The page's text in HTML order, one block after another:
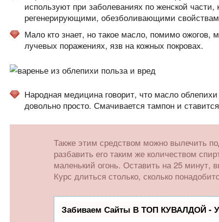
используют при заболеваниях по женской
регенерирующими, обезболивающими
Мало кто знает, но такое масло, помимо
лучевых поражениях, язв на кожных покровах.
Народная медицина говорит, что масло
довольно просто. Смачивается тампон и
Также этим средством можно вылечить
разбавить его таким же количеством
маленький огонь. Оставить на 25 минут,
Курс длиться столько, сколько
Забиваем Сайты В ТОП КУВАЛДОЙ -